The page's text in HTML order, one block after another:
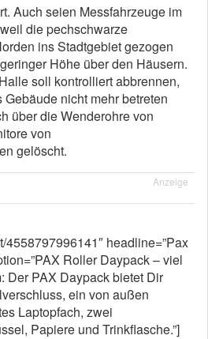
Auch seien Messfahrzeuge im
die pechschwarze
ins Stadtgebiet gezogen
Höhe über den Häusern.
soll kontrolliert abbrennen,
nicht mehr betreten
über die Wenderohre von
von
gelöscht.
Anzeige
4558797996141″ headline=”Pax
Roller Daypack – viel
Der PAX Daypack bietet Dir
ein von außen
Laptopfach, zwei
Papiere und Trinkflasche.”]